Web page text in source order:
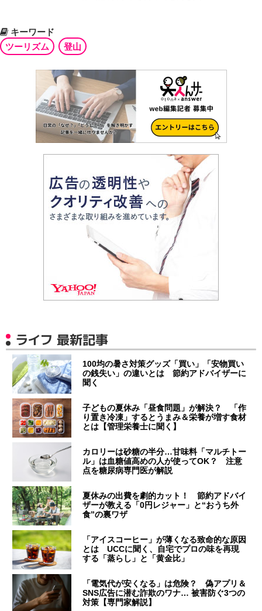
キーワード
ツーリズム
登山
ライフ 最新記事
100均の暑さ対策グッズ「買い」「安物買い
の銭失い」の違いとは 節約アドバイザーに
聞く
子どもの夏休み「昼食問題」が解決？ 「作
り置き冷凍」するとうまみ＆栄養が増す食材
とは【管理栄養士に聞く】
カロリーは砂糖の半分…甘味料「マルチトー
ル」は血糖値高めの人が使ってOK？ 注意
点を糖尿病専門医が解説
夏休みの出費を劇的カット！ 節約アドバイ
ザーが教える「0円レジャー」と“おうち外
食”の裏ワザ
「アイスコーヒー」が薄くなる致命的な原因
とは UCCに聞く、自宅でプロの味を再現
する「蒸らし」と「黄金比」
「電気代が安くなる」は危険？ 偽アプリ＆
SNS広告に潜む詐欺のワナ… 被害防ぐ3つの
対策【専門家解説】